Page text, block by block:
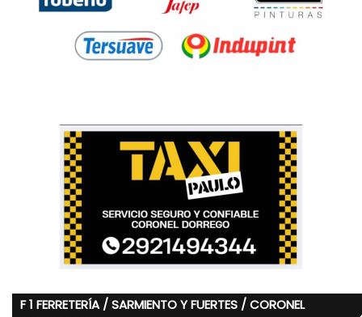
F 1 FERRETERÍA / SARMIENTO Y FUERTES / CORONEL